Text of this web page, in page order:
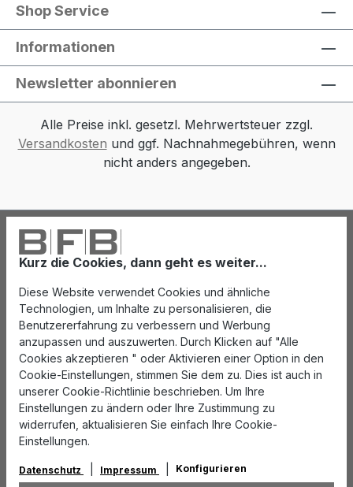
Kurz die Cookies, dann geht es weiter...
Diese Website verwendet Cookies und ähnliche
Technologien, um Inhalte zu personalisieren, die
Benutzererfahrung zu verbessern und Werbung
anzupassen und auszuwerten. Durch Klicken auf "Alle
Cookies akzeptieren " oder Aktivieren einer Option in den
Cookie-Einstellungen, stimmen Sie dem zu. Dies ist auch in
unserer Cookie-Richtlinie beschrieben. Um Ihre
Einstellungen zu ändern oder Ihre Zustimmung zu
widerrufen, aktualisieren Sie einfach Ihre Cookie-
Einstellungen.
Datenschutz Impressum Konfigurieren
Shop Service
Informationen
Newsletter abonnieren
Alle Preise inkl. gesetzl. Mehrwertsteuer zzgl.
Versandkosten und ggf. Nachnahmegebühren, wenn
nicht anders angegeben.